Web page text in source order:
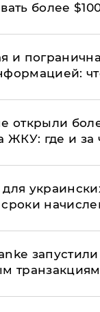
более
и
открыли
ЖКУ: где и за